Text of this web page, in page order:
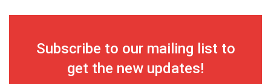
Subscribe to our mailing list to
get the new updates!